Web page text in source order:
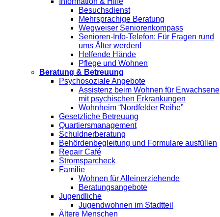
Besuchsdienst
Mehrsprachige Beratung
Wegweiser Seniorenkompass
Senioren-Info-Telefon: Für Fragen rund
ums Älter werden!
Helfende Hände
Pflege und Wohnen
Beratung & Betreuung
Psychosoziale Angebote
Assistenz beim Wohnen für Erwachsene
mit psychischen Erkrankungen
Wohnheim “Nordfelder Reihe”
Gesetzliche Betreuung
Quartiersmanagement
Schuldnerberatung
Behördenbegleitung und Formulare ausfüllen
Repair Café
Stromsparcheck
Familie
Wohnen für Alleinerziehende
Beratungsangebote
Jugendliche
Jugendwohnen im Stadtteil
Ältere Menschen